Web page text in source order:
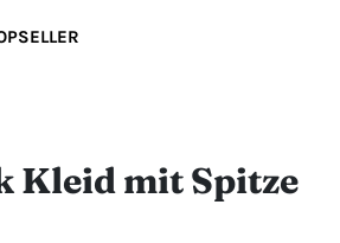
Kleid mit Spitze